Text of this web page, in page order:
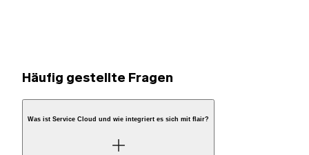
Häufig gestellte Fragen
Was ist Service Cloud und wie integriert es sich mit flair?